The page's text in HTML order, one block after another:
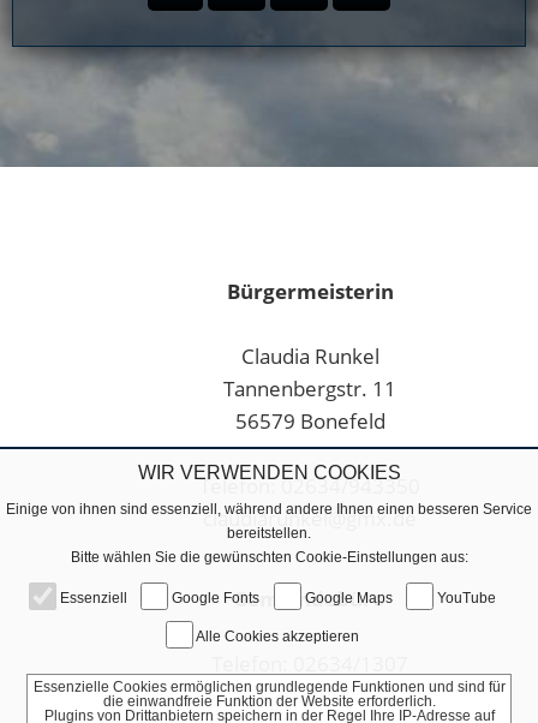
Bürgermeisterin
Claudia Runkel
Tannenbergstr. 11
56579 Bonefeld
Telefon: 02634/943350
claudiarunkel@gmx.de
Gemeindebüro
Fax: 02634/9258859
WIR VERWENDEN COOKIES
Einige von ihnen sind essenziell, während andere Ihnen einen besseren Service
bereitstellen.
Bitte wählen Sie die gewünschten Cookie-Einstellungen aus:
Essenziell Google Fonts Google Maps YouTube
Alle Cookies akzeptieren
Essenzielle Cookies ermöglichen grundlegende Funktionen und sind für
die einwandfreie Funktion der Website erforderlich.
Plugins von Drittanbietern speichern in der Regel Ihre IP-Adresse auf